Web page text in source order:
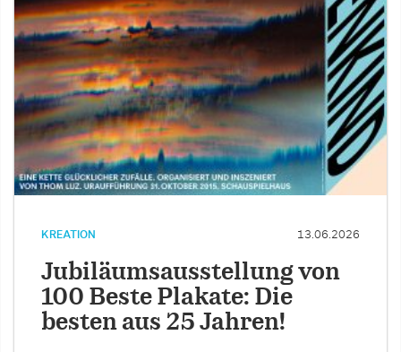
KREATION 13.06.2026
Jubiläumsausstellung von
100 Beste Plakate: Die
besten aus 25 Jahren!